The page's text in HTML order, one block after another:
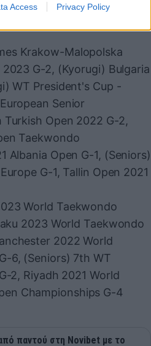
Access Privacy Policy
Krakow-Malopolska
G-2, (Kyorugi) Bulgaria
WT President's Cup -
Senior
Open 2022 G-2,
Taekwondo
Albania Open G-1, (Seniors)
G-1, Tallin Open 2021
World Taekwondo
2023 World Taekwondo
2022 World
6, (Seniors) 7th WT
2, Riyadh 2021 World
Championships G-4
από παντού στη Novibet με το